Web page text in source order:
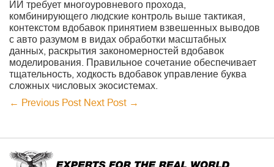
ИИ требует многоуровневого прохода,
комбинирующего людские контроль выше тактикая,
контекстом вдобавок принятием взвешенных выводов
с авто разумом в видах обработки масштабных
данных, раскрытия закономерностей вдобавок
моделирования. Правильное сочетание обеспечивает
тщательность, ходкость вдобавок управление буква
сложных числовых экосистемах.
← Previous Post Next Post →